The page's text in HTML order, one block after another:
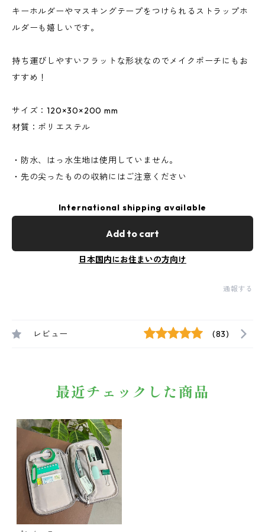
キーホルダーやマスキングテープをつけられるストラップホ
ルダーも嬉しいです。
持ち運びしやすいフラットな形状なのでメイクポーチにもお
すすめ！
サイズ：120×30×200 mm
材質：ポリエステル
・防水、はっ水生地は使用していません。
・先の尖ったものの収納にはご注意ください
International shipping available
Add to cart
日本国内にお住まいの方向け
通報する
レビュー (83)
最近チェックした商品